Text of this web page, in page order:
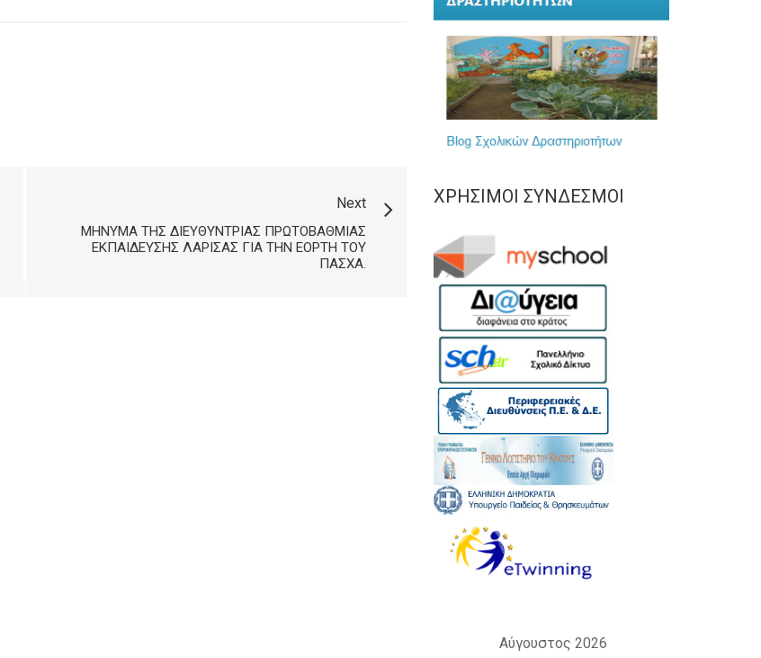
Next
ΜΉΝΥΜΑ ΤΗΣ ΔΙΕΥΘΎΝΤΡΙΑΣ ΠΡΩΤΟΒΆΘΜΙΑΣ
ΕΚΠΑΊΔΕΥΣΗΣ ΛΆΡΙΣΑΣ ΓΙΑ ΤΗΝ ΕΟΡΤΉ ΤΟΥ
ΠΆΣΧΑ.
ΧΡΉΣΙΜΟΙ ΣΎΝΔΕΣΜΟΙ
Αύγουστος 2026